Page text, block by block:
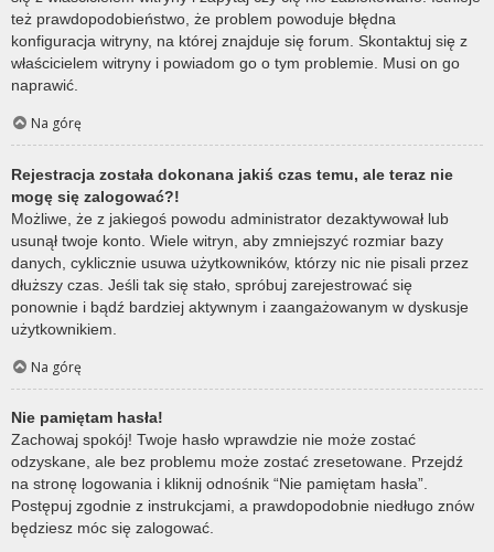
też prawdopodobieństwo, że problem powoduje błędna
konfiguracja witryny, na której znajduje się forum. Skontaktuj się z
właścicielem witryny i powiadom go o tym problemie. Musi on go
naprawić.
Na górę
Rejestracja została dokonana jakiś czas temu, ale teraz nie
mogę się zalogować?!
Możliwe, że z jakiegoś powodu administrator dezaktywował lub
usunął twoje konto. Wiele witryn, aby zmniejszyć rozmiar bazy
danych, cyklicznie usuwa użytkowników, którzy nic nie pisali przez
dłuższy czas. Jeśli tak się stało, spróbuj zarejestrować się
ponownie i bądź bardziej aktywnym i zaangażowanym w dyskusje
użytkownikiem.
Na górę
Nie pamiętam hasła!
Zachowaj spokój! Twoje hasło wprawdzie nie może zostać
odzyskane, ale bez problemu może zostać zresetowane. Przejdź
na stronę logowania i kliknij odnośnik “Nie pamiętam hasła”.
Postępuj zgodnie z instrukcjami, a prawdopodobnie niedługo znów
będziesz móc się zalogować.